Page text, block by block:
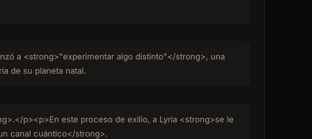
a <strong>"experimentar algo distinto"</strong>, una
de su planeta natal.
p><p>En este proceso de exilio, a Lyria <strong>se le
canal cuántico</strong>.